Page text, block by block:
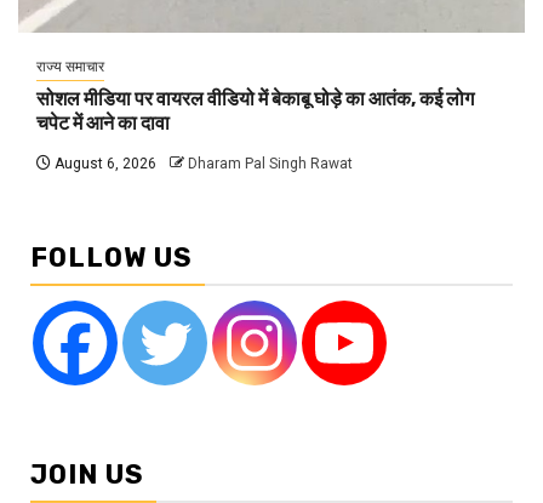
राज्य समाचार
सोशल मीडिया पर वायरल वीडियो में बेकाबू घोड़े का आतंक, कई लोग
चपेट में आने का दावा
August 6, 2026 Dharam Pal Singh Rawat
FOLLOW US
JOIN US